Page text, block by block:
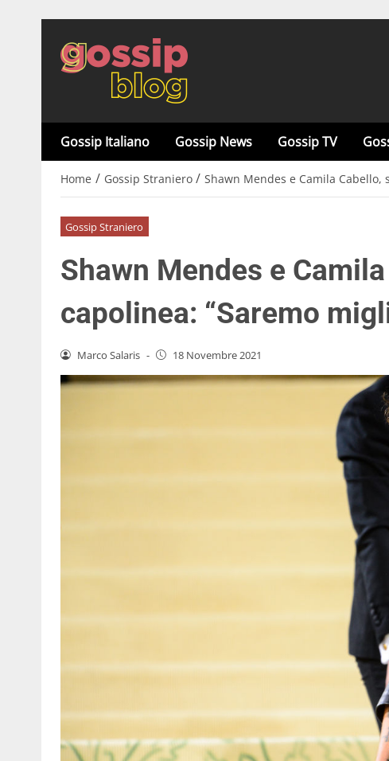
Gossip Italiano Gossip News Gossip TV
Home / Gossip Straniero / Shawn Mendes e Camila
Gossip Straniero
Shawn Mendes e
capolinea: “Saremo
Marco Salaris - 18 Novembre 2021